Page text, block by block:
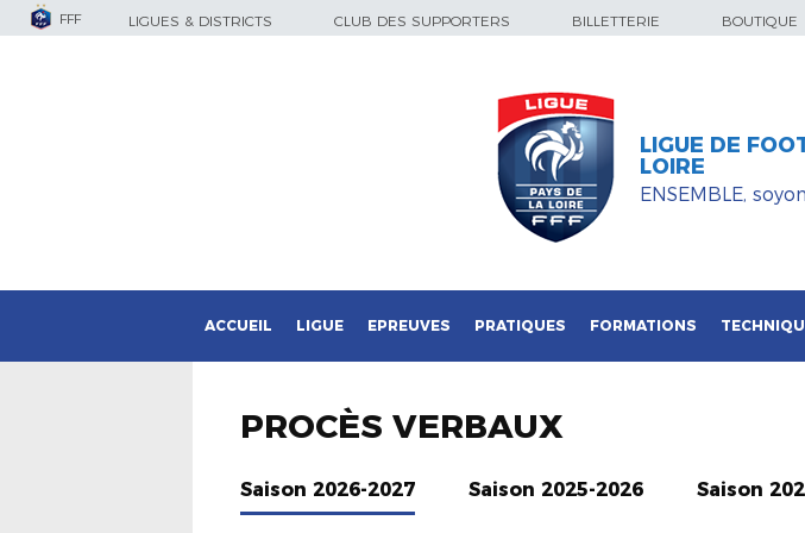
FFF LIGUES & DISTRICTS CLUB DES SUPPORTERS BILLETTERIE BOUTIQUE
LIGUE DE
LOIRE
ENSEMBLE,
ACCUEIL LIGUE EPREUVES PRATIQUES FORMATIONS
PROCÈS VERBAUX
Saison 2026-2027 Saison 2025-2026 Saison